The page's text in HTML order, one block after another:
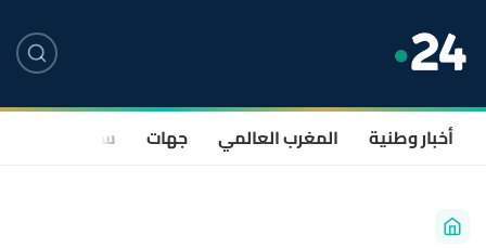
أخبار وطنية المغرب العالمي جهات سياسة